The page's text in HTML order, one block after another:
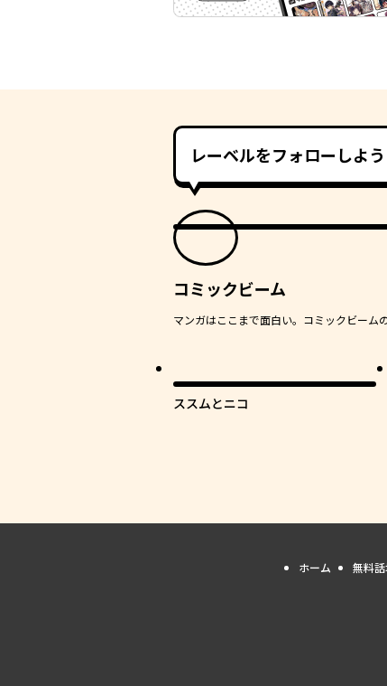
レーベルをフォローしよう
コミックビーム
マンガはここまで面白い。コミックビーム
ススムとニコ
ホーム 無料